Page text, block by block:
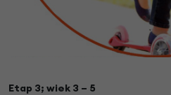
Etap 3; wiek 3 – 5